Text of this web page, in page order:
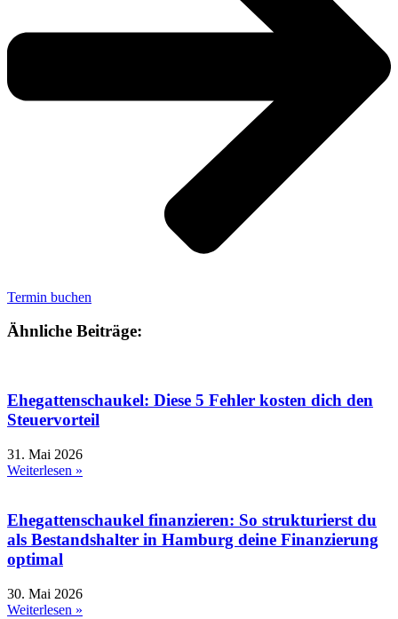
Termin buchen
Ähnliche Beiträge:
Ehegattenschaukel: Diese 5 Fehler kosten dich den
Steuervorteil
31. Mai 2026
Weiterlesen »
Ehegattenschaukel finanzieren: So strukturierst du
als Bestandshalter in Hamburg deine Finanzierung
optimal
30. Mai 2026
Weiterlesen »